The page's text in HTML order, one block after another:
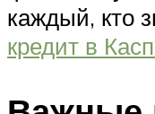
каждый, кто
кредит в